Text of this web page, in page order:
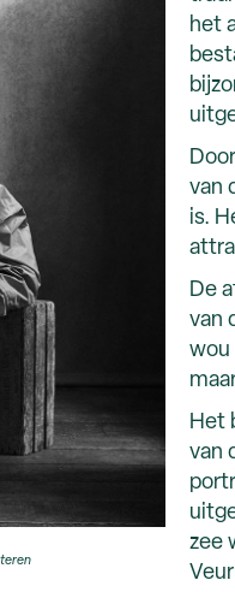
het
van
is.
De
van
wou
Het
van
zee